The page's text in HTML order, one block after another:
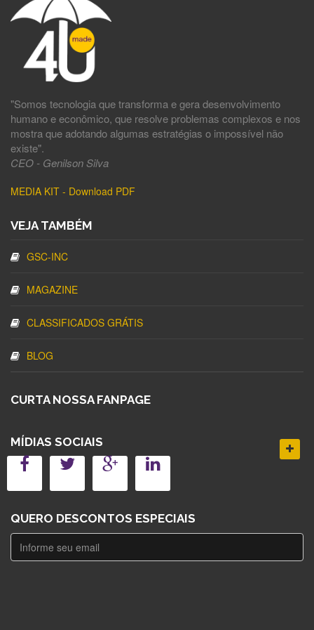
"Somos tecnologia que transforma e gera desenvolvimento
humano e econômico, que resolve problemas complexos e nos
mostra que adotando algumas estratégias o impossível não
existe".
CEO - Genilson Silva
MEDIA KIT - Download PDF
VEJA TAMBÉM
GSC-INC
MAGAZINE
CLASSIFICADOS GRÁTIS
BLOG
CURTA NOSSA FANPAGE
MÍDIAS SOCIAIS
QUERO DESCONTOS ESPECIAIS